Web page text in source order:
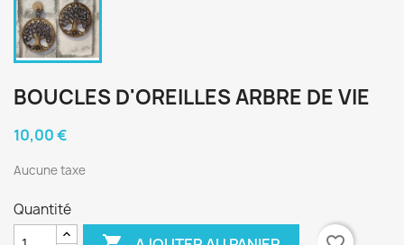
BOUCLES D'OREILLES ARBRE DE VIE
10,00 €
Aucune taxe
Quantité